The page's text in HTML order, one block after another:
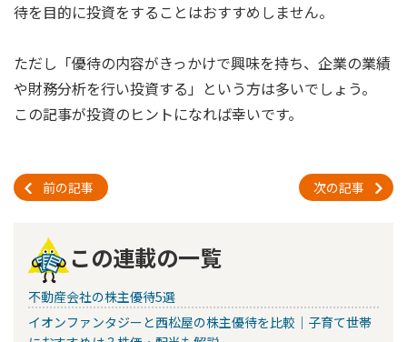
待を目的に投資をすることはおすすめしません。
ただし「優待の内容がきっかけで興味を持ち、企業の業績
や財務分析を行い投資する」という方は多いでしょう。
この記事が投資のヒントになれば幸いです。
前の記事 次の記事
この連載の一覧
不動産会社の株主優待5選
イオンファンタジーと西松屋の株主優待を比較｜子育て世帯